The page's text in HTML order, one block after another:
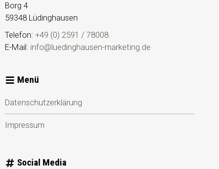
Borg 4
59348 Lüdinghausen
Telefon: +49 (0) 2591 / 78008
E-Mail: info@luedinghausen-marketing.de
Menü
Datenschutzerklärung
Impressum
Social Media